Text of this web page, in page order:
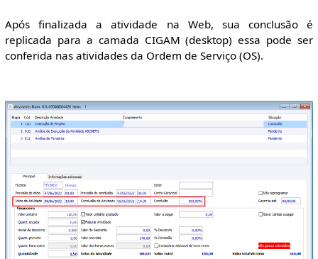
Após finalizada a atividade na Web, sua conclusão é
replicada para a camada CIGAM (desktop) essa pode ser
conferida nas atividades da Ordem de Serviço (OS).